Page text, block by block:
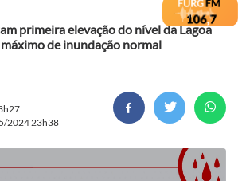
primeira elevação do nível da Lagoa
de inundação normal
2024 23h38